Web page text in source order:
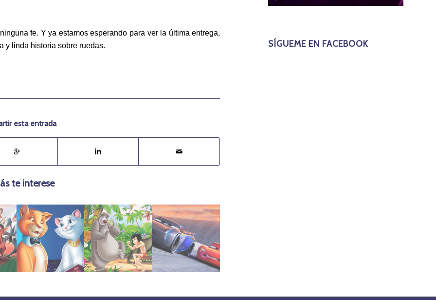
fe. Y ya estamos esperando para ver la última entrega,
y linda historia sobre ruedas.
esta entrada
te interese
SÍGUEME EN FACEBOOK